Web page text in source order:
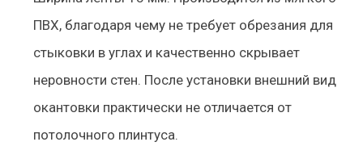
ПВХ, благодаря чему не требует обрезания для
стыковки в углах и качественно скрывает
неровности стен. После установки внешний вид
окантовки практически не отличается от
потолочного плинтуса.